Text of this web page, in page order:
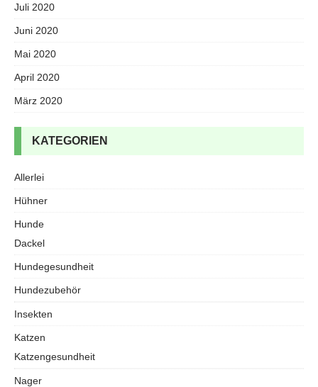
Juli 2020
Juni 2020
Mai 2020
April 2020
März 2020
KATEGORIEN
Allerlei
Hühner
Hunde
Dackel
Hundegesundheit
Hundezubehör
Insekten
Katzen
Katzengesundheit
Nager